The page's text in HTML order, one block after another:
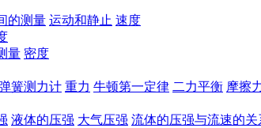
的测量 运动和静止 速度
量 密度
簧测力计 重力 牛顿第一定律 二力平衡 摩擦
液体的压强 大气压强 流体的压强与流速的关